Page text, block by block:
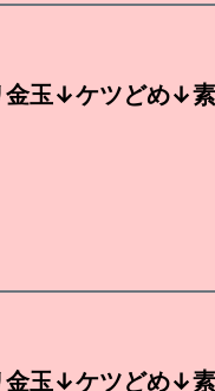
玉↓ケツどめ
玉↓ケツどめ